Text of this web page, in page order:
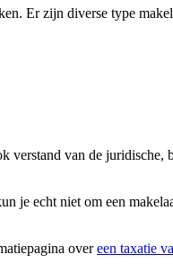
Er zijn diverse type
verstand van de
echt niet om een
overeen taxatie